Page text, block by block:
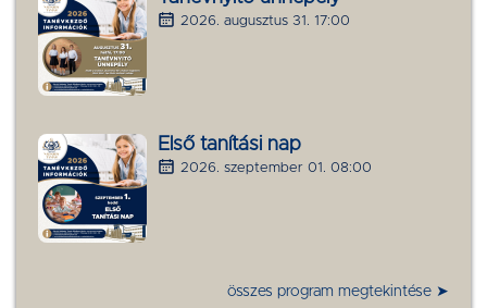
2026. augusztus 31. 17:00
Első tanítási nap
2026. szeptember 01. 08:00
összes program megtekintése ➤